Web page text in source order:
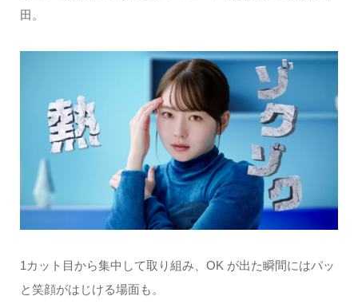
田。
1カット目から集中して取り組み、OK が出た瞬間にはパッ
と笑顔がはじける場面も。